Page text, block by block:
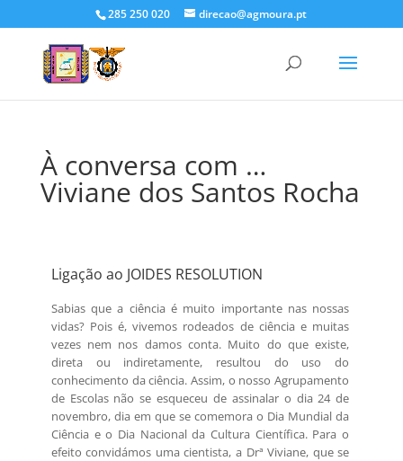
285 250 020 direcao@agmoura.pt
À conversa com …
Viviane dos Santos Rocha
Ligação ao JOIDES RESOLUTION
Sabias que a ciência é muito importante nas nossas
vidas? Pois é, vivemos rodeados de ciência e muitas
vezes nem nos damos conta. Muito do que existe,
direta ou indiretamente, resultou do uso do
conhecimento da ciência. Assim, o nosso Agrupamento
de Escolas não se esqueceu de assinalar o dia 24 de
novembro, dia em que se comemora o Dia Mundial da
Ciência e o Dia Nacional da Cultura Científica. Para o
efeito convidámos uma cientista, a Drª Viviane, que se